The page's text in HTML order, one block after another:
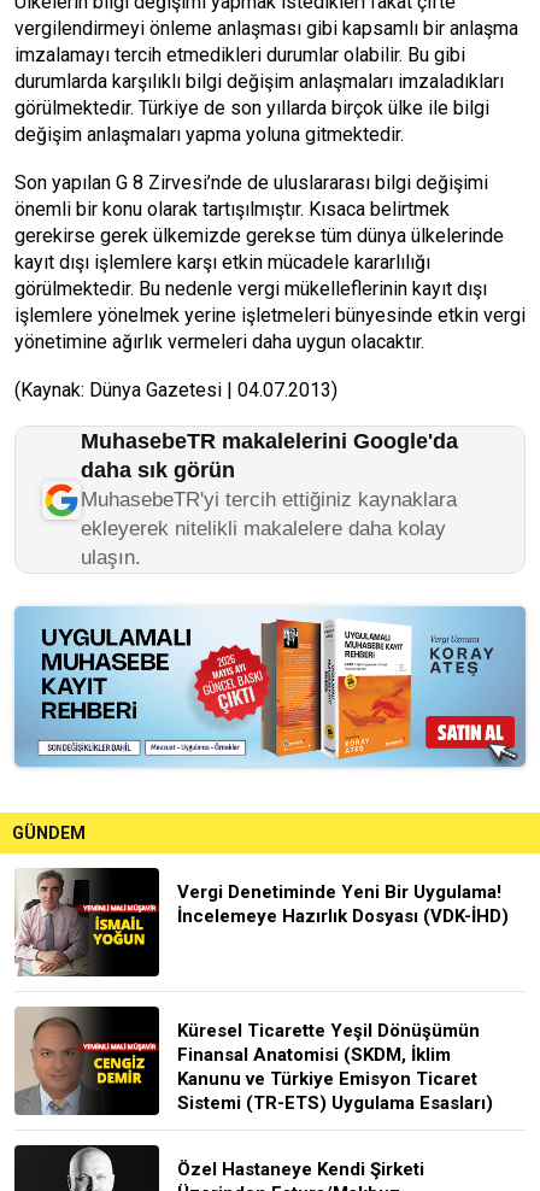
vergilendirmeyi önleme anlaşması gibi kapsamlı bir anlaşma
imzalamayı tercih etmedikleri durumlar olabilir. Bu gibi
durumlarda karşılıklı bilgi değişim anlaşmaları imzaladıkları
görülmektedir. Türkiye de son yıllarda birçok ülke ile bilgi
değişim anlaşmaları yapma yoluna gitmektedir.
Son yapılan G 8 Zirvesi’nde de uluslararası bilgi değişimi
önemli bir konu olarak tartışılmıştır. Kısaca belirtmek
gerekirse gerek ülkemizde gerekse tüm dünya ülkelerinde
kayıt dışı işlemlere karşı etkin mücadele kararlılığı
görülmektedir. Bu nedenle vergi mükelleflerinin kayıt dışı
işlemlere yönelmek yerine işletmeleri bünyesinde etkin vergi
yönetimine ağırlık vermeleri daha uygun olacaktır.
(Kaynak: Dünya Gazetesi | 04.07.2013)
MuhasebeTR makalelerini Google'da
daha sık görün
MuhasebeTR'yi tercih ettiğiniz kaynaklara
ekleyerek nitelikli makalelere daha kolay
ulaşın.
GÜNDEM
Vergi Denetiminde Yeni Bir Uygulama!
İncelemeye Hazırlık Dosyası (VDK-İHD)
Küresel Ticarette Yeşil Dönüşümün
Finansal Anatomisi (SKDM, İklim
Kanunu ve Türkiye Emisyon Ticaret
Sistemi (TR-ETS) Uygulama Esasları)
Özel Hastaneye Kendi Şirketi